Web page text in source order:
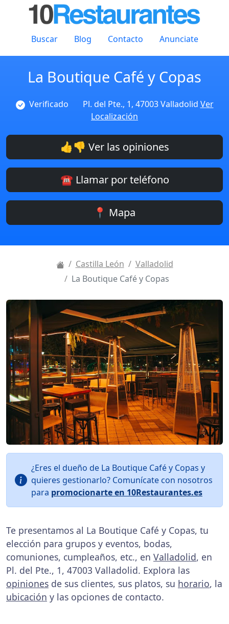
Buscar Blog Contacto Anunciate
La Boutique Café y Copas
Verificado Pl. del Pte., 1, 47003 Valladolid Ver
Localización
👍👎 Ver las opiniones
☎️ Llamar por teléfono
📍 Mapa
Castilla León
Valladolid
La Boutique Café y Copas
¿Eres el dueño de La Boutique Café y Copas y
quieres gestionarlo? Comunícate con nosotros
para promocionarte en 10Restaurantes.es
Te presentamos al La Boutique Café y Copas, tu
elección para grupos y eventos, bodas,
comuniones, cumpleaños, etc., en Valladolid, en
Pl. del Pte., 1, 47003 Valladolid. Explora las
opiniones de sus clientes, sus platos, su horario, la
ubicación y las opciones de contacto.